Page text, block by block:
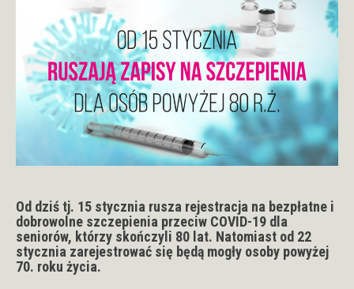
Od dziś tj. 15 stycznia rusza rejestracja na bezpłatne i
dobrowolne szczepienia przeciw COVID-19 dla
seniorów, którzy skończyli 80 lat. Natomiast od 22
stycznia zarejestrować się będą mogły osoby powyżej
70. roku życia.